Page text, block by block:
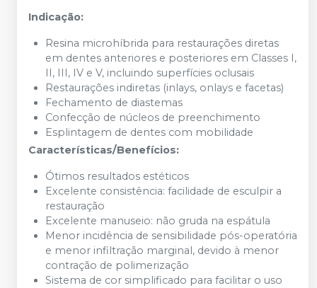
Indicação:
Resina microhíbrida para restaurações diretas
em dentes anteriores e posteriores em Classes I,
II, III, IV e V, incluindo superfícies oclusais
Restaurações indiretas (inlays, onlays e facetas)
Fechamento de diastemas
Confecção de núcleos de preenchimento
Esplintagem de dentes com mobilidade
Características/Benefícios:
Ótimos resultados estéticos
Excelente consistência: facilidade de esculpir a
restauração
Excelente manuseio: não gruda na espátula
Menor incidência de sensibilidade pós-operatória
e menor infiltração marginal, devido à menor
contração de polimerização
Sistema de cor simplificado para facilitar o uso